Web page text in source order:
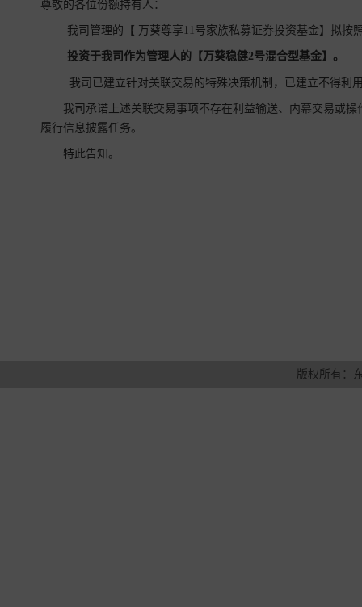
尊敬的各位份额持有人：
我司管理的【 万葵尊享11号家族私募证券投资基金】拟按
投资于我司作为管理人的【万葵稳健2号混合型基金】。
我司已建立针对关联交易的特殊决策机制，已建立不得利
我司承诺上述关联交易事项不存在利益输送、内幕交易或
履行信息披露任务。
特此告知。
版权所有：